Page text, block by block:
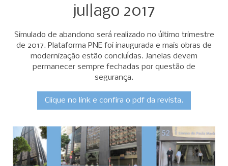
jul|ago 2017
Simulado de abandono será realizado no último trimestre
de 2017. Plataforma PNE foi inaugurada e mais obras de
modernização estão concluídas. Janelas devem
permanecer sempre fechadas por questão de
segurança.
Clique no link e confira o pdf da revista.